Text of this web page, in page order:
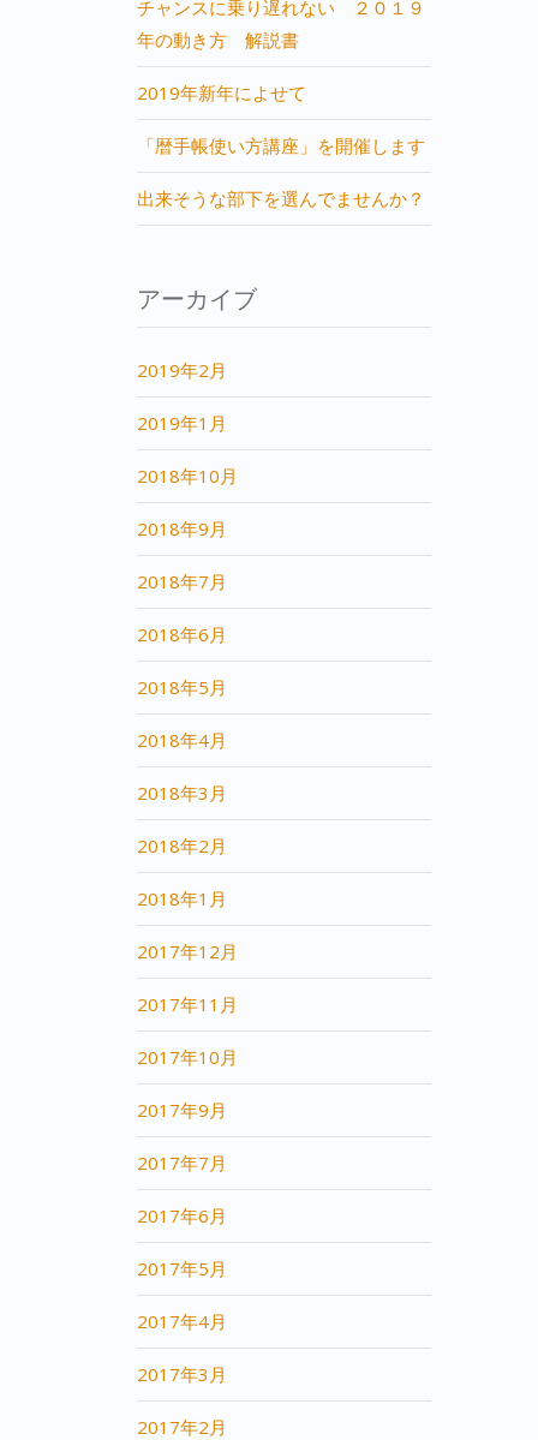
チャンスに乗り遅れない ２０１９
年の動き方 解説書
2019年新年によせて
「暦手帳使い方講座」を開催します
出来そうな部下を選んでませんか？
アーカイブ
2019年2月
2019年1月
2018年10月
2018年9月
2018年7月
2018年6月
2018年5月
2018年4月
2018年3月
2018年2月
2018年1月
2017年12月
2017年11月
2017年10月
2017年9月
2017年7月
2017年6月
2017年5月
2017年4月
2017年3月
2017年2月